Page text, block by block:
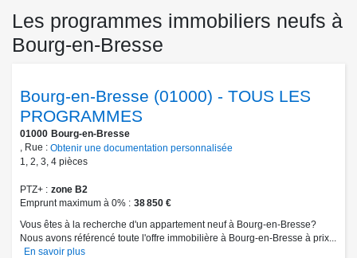
Les programmes immobiliers neufs à
Bourg-en-Bresse
Bourg-en-Bresse (01000) - TOUS LES
PROGRAMMES
01000 Bourg-en-Bresse
, Rue : Obtenir une documentation personnalisée
1
2 3 4 pièces
PTZ+
zone B2
Emprunt maximum à 0%
38 850 €
Vous êtes à la recherche d'un appartement neuf à Bourg-en-Bresse?
Nous avons référencé toute l'offre immobilière à Bourg-en-Bresse à prix...
En savoir plus